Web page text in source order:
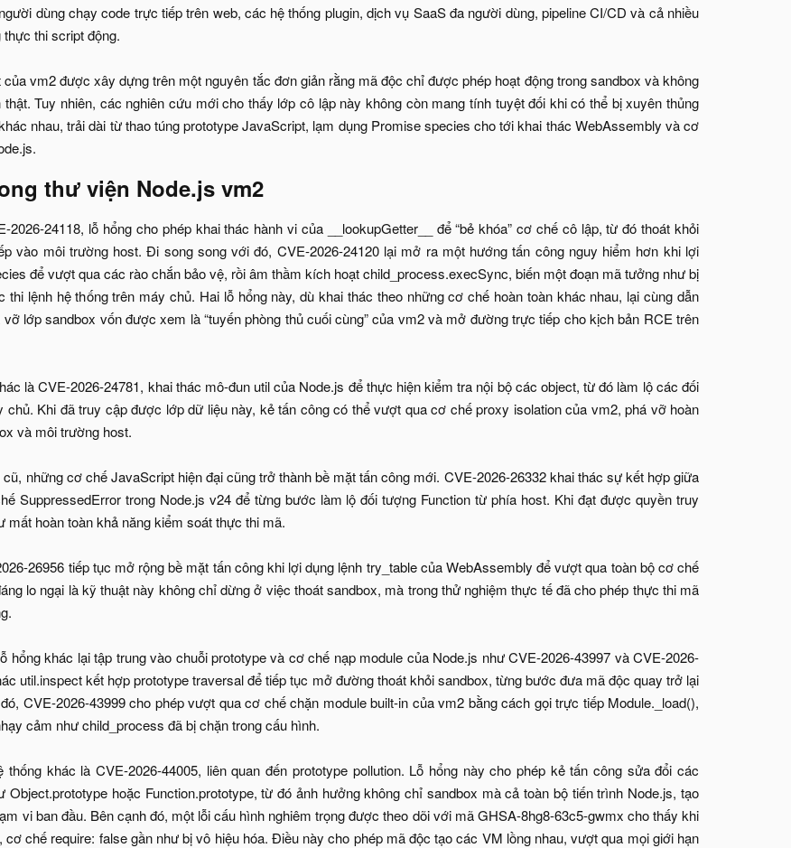
dùng chạy code trực tiếp trên web, các hệ thống plugin, dịch vụ SaaS đa người dùng, pipeline CI/CD và cả nhiều
thi script động.
vm2 được xây dựng trên một nguyên tắc đơn giản rằng mã độc chỉ được phép hoạt động trong sandbox và không
Tuy nhiên, các nghiên cứu mới cho thấy lớp cô lập này không còn mang tính tuyệt đối khi có thể bị xuyên thủng
nhau, trải dài từ thao túng prototype JavaScript, lạm dụng Promise species cho tới khai thác WebAssembly và cơ
thư viện Node.js vm2
2026-24118, lỗ hổng cho phép khai thác hành vi của __lookupGetter__ để “bẻ khóa” cơ chế cô lập, từ đó thoát khỏi
vào môi trường host. Đi song song với đó, CVE-2026-24120 lại mở ra một hướng tấn công nguy hiểm hơn khi lợi
để vượt qua các rào chắn bảo vệ, rồi âm thầm kích hoạt child_process.execSync, biến một đoạn mã tưởng như bị
thi lệnh hệ thống trên máy chủ. Hai lỗ hổng này, dù khai thác theo những cơ chế hoàn toàn khác nhau, lại cùng dẫn
lớp sandbox vốn được xem là “tuyến phòng thủ cuối cùng” của vm2 và mở đường trực tiếp cho kịch bản RCE trên
là CVE-2026-24781, khai thác mô-đun util của Node.js để thực hiện kiểm tra nội bộ các object, từ đó làm lộ các đối
Khi đã truy cập được lớp dữ liệu này, kẻ tấn công có thể vượt qua cơ chế proxy isolation của vm2, phá vỡ hoàn
và môi trường host.
những cơ chế JavaScript hiện đại cũng trở thành bề mặt tấn công mới. CVE-2026-26332 khai thác sự kết hợp giữa
SuppressedError trong Node.js v24 để từng bước làm lộ đối tượng Function từ phía host. Khi đạt được quyền truy
mất hoàn toàn khả năng kiểm soát thực thi mã.
26956 tiếp tục mở rộng bề mặt tấn công khi lợi dụng lệnh try_table của WebAssembly để vượt qua toàn bộ cơ chế
lo ngại là kỹ thuật này không chỉ dừng ở việc thoát sandbox, mà trong thử nghiệm thực tế đã cho phép thực thi mã
hổng khác lại tập trung vào chuỗi prototype và cơ chế nạp module của Node.js như CVE-2026-43997 và CVE-2026-
util.inspect kết hợp prototype traversal để tiếp tục mở đường thoát khỏi sandbox, từng bước đưa mã độc quay trở lại
CVE-2026-43999 cho phép vượt qua cơ chế chặn module built-in của vm2 bằng cách gọi trực tiếp Module._load(),
cảm như child_process đã bị chặn trong cấu hình.
khác là CVE-2026-44005, liên quan đến prototype pollution. Lỗ hổng này cho phép kẻ tấn công sửa đổi các
Object.prototype hoặc Function.prototype, từ đó ảnh hưởng không chỉ sandbox mà cả toàn bộ tiến trình Node.js, tạo
vi ban đầu. Bên cạnh đó, một lỗi cấu hình nghiêm trọng được theo dõi với mã GHSA-8hg8-63c5-gwmx cho thấy khi
cơ chế require: false gần như bị vô hiệu hóa. Điều này cho phép mã độc tạo các VM lồng nhau, vượt qua mọi giới hạn